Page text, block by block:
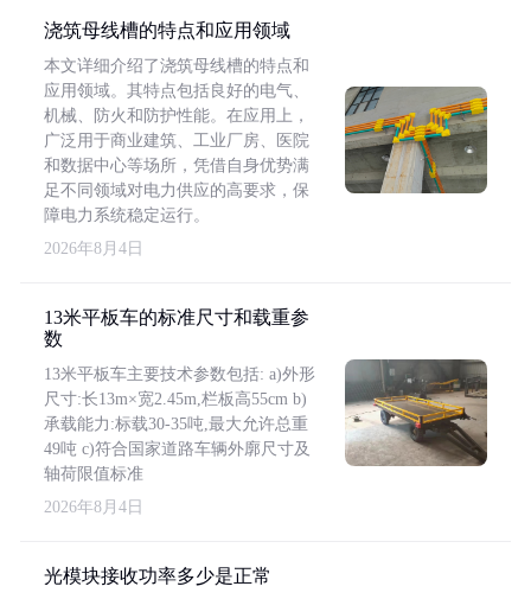
浇筑母线槽的特点和应用领域
本文详细介绍了浇筑母线槽的特点和
应用领域。其特点包括良好的电气、
机械、防火和防护性能。在应用上，
广泛用于商业建筑、工业厂房、医院
和数据中心等场所，凭借自身优势满
足不同领域对电力供应的高要求，保
障电力系统稳定运行。
2026年8月4日
13米平板车的标准尺寸和载重参
数
13米平板车主要技术参数包括: a)外形
尺寸:长13m×宽2.45m,栏板高55cm b)
承载能力:标载30-35吨,最大允许总重
49吨 c)符合国家道路车辆外廓尺寸及
轴荷限值标准
2026年8月4日
光模块接收功率多少是正常